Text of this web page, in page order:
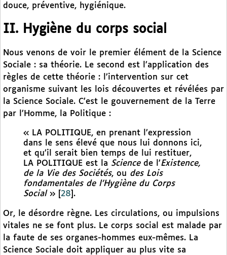
douce, préventive, hygiénique.
II. Hygiène du corps social
Nous venons de voir le premier élément de la Science
Sociale : sa théorie. Le second est l’application des
règles de cette théorie : l’intervention sur cet
organisme suivant les lois découvertes et révélées par
la Science Sociale. C’est le gouvernement de la Terre
par l’Homme, la Politique :
« LA POLITIQUE, en prenant l’expression
dans le sens élevé que nous lui donnons ici,
et qu’il serait bien temps de lui restituer,
LA POLITIQUE est la Sciencede l’Existence,
de la Vie des Sociétés, ou des Lois
fondamentales de l’Hygiène du Corps
Social» 28 .
Or, le désordre règne. Les circulations, ou impulsions
vitales ne se font plus. Le corps social est malade par
la faute de ses organes-hommes eux-mêmes. La
Science Sociale doit appliquer au plus vite sa